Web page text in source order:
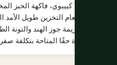
الهند. تي كييبوي، فاكهة الخبز
هي طعام التخزين طويل الأمد
كريمة جوز الهند